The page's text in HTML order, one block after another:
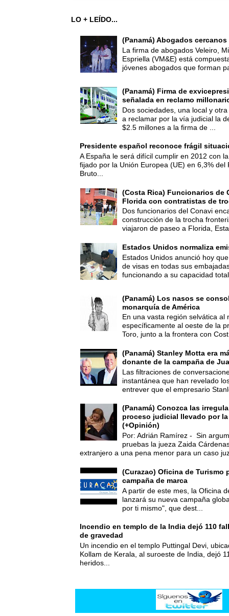
LO + LEÍDO...
(Panamá) Abogados
La firma de abogados Veleiro,
Espriella (VM&E) está
jóvenes abogados que forman
(Panamá) Firma de
señalada en reclamo
Dos sociedades, una local y
a reclamar por la vía judicial la
$2.5 millones a la firma de ...
Presidente español reconoce frágil
A España le será difícil cumplir en 2012 con
fijado por la Unión Europea (UE) en 6,3% del
Bruto...
(Costa Rica) Funcionarios de
Florida con contratistas de
Dos funcionarios del Conavi
construcción de la trocha
viajaron de paseo a Florida,
Estados Unidos normaliza
Estados Unidos anunció hoy
de visas en todas sus
funcionando a su capacidad
(Panamá) Los nasos se
monarquía de América
En una vasta región selvática al
específicamente al oeste de la
Toro, junto a la frontera con
(Panamá) Stanley Motta era
donante de la campaña de
Las filtraciones de
instantánea que han revelado
entrever que el empresario
(Panamá) Conozca las
proceso judicial llevado por
(+Opinión)
Por: Adrián Ramírez - Sin
pruebas la jueza Zaida
extranjero a una pena menor para un caso
(Curazao) Oficina de Turismo
campaña de marca
A partir de este mes, la Oficina
lanzará su nueva campaña
por ti mismo", que dest...
Incendio en templo de la India dejó 110
de gravedad
Un incendio en el templo Puttingal Devi,
Kollam de Kerala, al suroeste de India, dejó
heridos...